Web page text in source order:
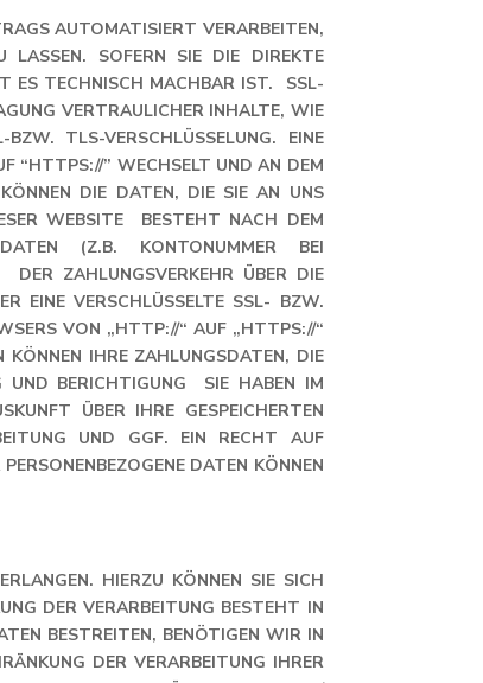
AUTOMATISIERT VERARBEITEN,
LASSEN. SOFERN SIE DIE DIREKTE
ES TECHNISCH MACHBAR IST. SSL-
VERTRAULICHER INHALTE, WIE
TLS-VERSCHLÜSSELUNG. EINE
“HTTPS://” WECHSELT UND AN DEM
DIE DATEN, DIE SIE AN UNS
WEBSITE BESTEHT NACH DEM
(Z.B. KONTONUMMER BEI
DER ZAHLUNGSVERKEHR ÜBER DIE
EINE VERSCHLÜSSELTE SSL- BZW. T
VON „HTTP://“ AUF „HTTPS://“ W
IHRE ZAHLUNGSDATEN, DIE S
BERICHTIGUNG SIE HABEN IM R
ÜBER IHRE GESPEICHERTEN P
UND GGF. EIN RECHT AUF B
DATEN KÖNNEN S
HIERZU KÖNNEN SIE SICH
DER VERARBEITUNG BESTEHT IN
BESTREITEN, BENÖTIGEN WIR IN
DER VERARBEITUNG IHRER